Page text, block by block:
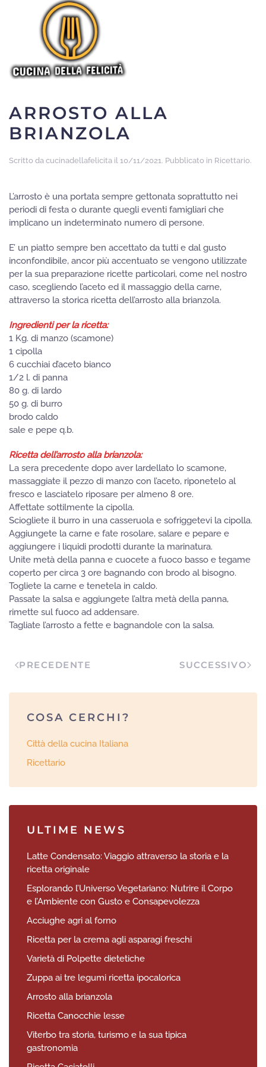
Skip to main content
ARROSTO ALLA
BRIANZOLA
Scritto da cucinadellafelicita il 10/11/2021. Pubblicato in Ricettario.
L’arrosto è una portata sempre gettonata soprattutto nei
periodi di festa o durante quegli eventi famigliari che
implicano un indeterminato numero di persone.
E’ un piatto sempre ben accettato da tutti e dal gusto
inconfondibile, ancor più accentuato se vengono utilizzate
per la sua preparazione ricette particolari, come nel nostro
caso, scegliendo l’aceto ed il massaggio della carne,
attraverso la storica ricetta dell’arrosto alla brianzola.
Ingredienti per la ricetta:
1 Kg. di manzo (scamone)
1 cipolla
6 cucchiai d’aceto bianco
1/2 l. di panna
80 g. di lardo
50 g. di burro
brodo caldo
sale e pepe q.b.
Ricetta dell’arrosto alla brianzola:
La sera precedente dopo aver lardellato lo scamone,
massaggiate il pezzo di manzo con l’aceto, riponetelo al
fresco e lasciatelo riposare per almeno 8 ore.
Affettate sottilmente la cipolla.
Sciogliete il burro in una casseruola e sofriggetevi la cipolla.
Aggiungete la carne e fate rosolare, salare e pepare e
aggiungere i liquidi prodotti durante la marinatura.
Unite metà della panna e cuocete a fuoco basso e tegame
coperto per circa 3 ore bagnando con brodo al bisogno.
Togliete la carne e tenetela in caldo.
Passate la salsa e aggiungete l’altra metà della panna,
rimette sul fuoco ad addensare.
Tagliate l’arrosto a fette e bagnandole con la salsa.
PRECEDENTE SUCCESSIVO
COSA CERCHI?
Città della cucina Italiana
Ricettario
ULTIME NEWS
Latte Condensato: Viaggio attraverso la storia e la
ricetta originale
Esplorando l’Universo Vegetariano: Nutrire il Corpo
e l’Ambiente con Gusto e Consapevolezza
Acciughe agri al forno
Ricetta per la crema agli asparagi freschi
Varietà di Polpette dietetiche
Zuppa ai tre legumi ricetta ipocalorica
Arrosto alla brianzola
Ricetta Canocchie lesse
Viterbo tra storia, turismo e la sua tipica
gastronomia